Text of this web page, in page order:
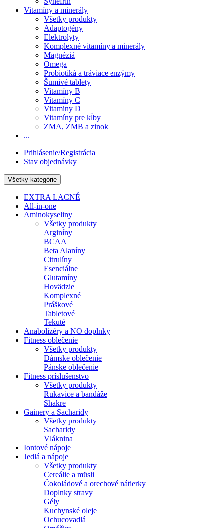
Vitamíny a minerály
Všetky produkty
Adaptogény
Elektrolyty
Komplexné vitamíny a minerály
Magnéziá
Omega
Probiotiká a tráviace enzýmy
Šumivé tablety
Vitamíny B
Vitamíny C
Vitamíny D
Vitamíny pre kĺby
ZMA, ZMB a zinok
...
Prihlásenie/Registrácia
Stav objednávky
Všetky kategórie
EXTRA LACNÉ
All-in-one
Aminokyseliny
Všetky produkty
Arginíny
BCAA
Beta Alaníny
Citrulíny
Esenciálne
Glutamíny
Hovädzie
Komplexné
Práškové
Tabletové
Tekuté
Anabolizéry a NO doplnky
Fitness oblečenie
Všetky produkty
Dámske oblečenie
Pánske oblečenie
Fitness príslušenstvo
Všetky produkty
Rukavice a bandáže
Shakre
Gainery a Sacharidy
Všetky produkty
Sacharidy
Vláknina
Iontové nápoje
Jedlá a nápoje
Všetky produkty
Cereálie a müsli
Čokoládové a orechové nátierky
Doplnky stravy
Gély
Kuchynské oleje
Ochucovadlá